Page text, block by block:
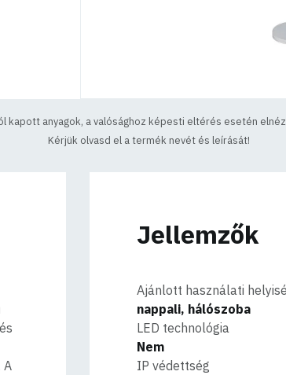
anyagok, a valósághoz képesti eltérés esetén
Kérjük olvasd el a termék nevét és leírását!
A
Jellemzők
Ajánlott használati
nappali, hálószoba
LED technológia
Nem
IP védettség